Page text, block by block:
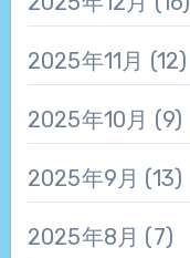
2025年11月 (12)
2025年10月 (9)
2025年9月 (13)
2025年8月 (7)